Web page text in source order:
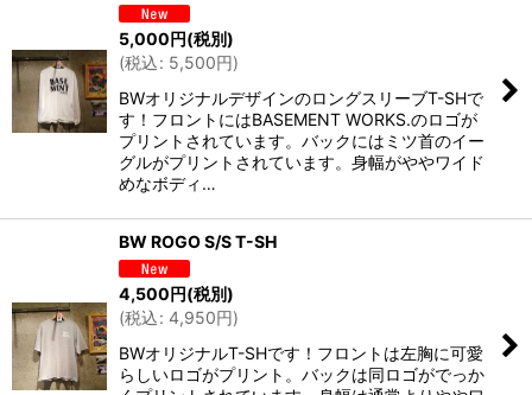
5,000円(税別)
(税込: 5,500円)
BWオリジナルデザインのロングスリーブT-SHで
す！フロントにはBASEMENT WORKS.のロゴが
プリントされています。バックにはミツ首のイー
グルがプリントされています。身幅がややワイド
めなボディ…
BW ROGO S/S T-SH
4,500円(税別)
(税込: 4,950円)
BWオリジナルT-SHです！フロントは左胸に可愛
らしいロゴがプリント。バックは同ロゴがでっか